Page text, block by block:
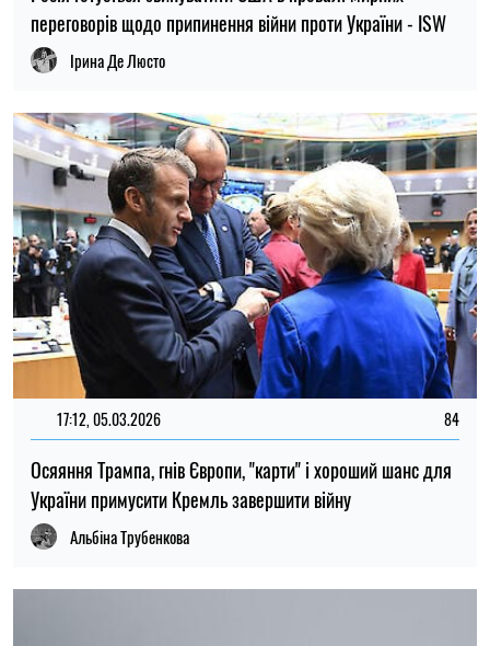
переговорів щодо припинення війни проти України - ISW
Ірина Де Люсто
17:12, 05.03.2026 84
Осяяння Трампа, гнів Європи, "карти" і хороший шанс для
України примусити Кремль завершити війну
Альбіна Трубенкова